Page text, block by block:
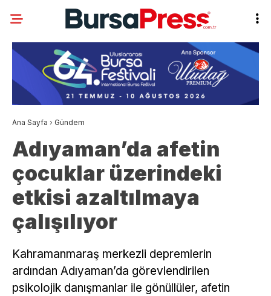
Ana Sayfa › Gündem
Adıyaman’da afetin
çocuklar üzerindeki
etkisi azaltılmaya
çalışılıyor
Kahramanmaraş merkezli depremlerin
ardından Adıyaman’da görevlendirilen
psikolojik danışmanlar ile gönüllüler, afetin